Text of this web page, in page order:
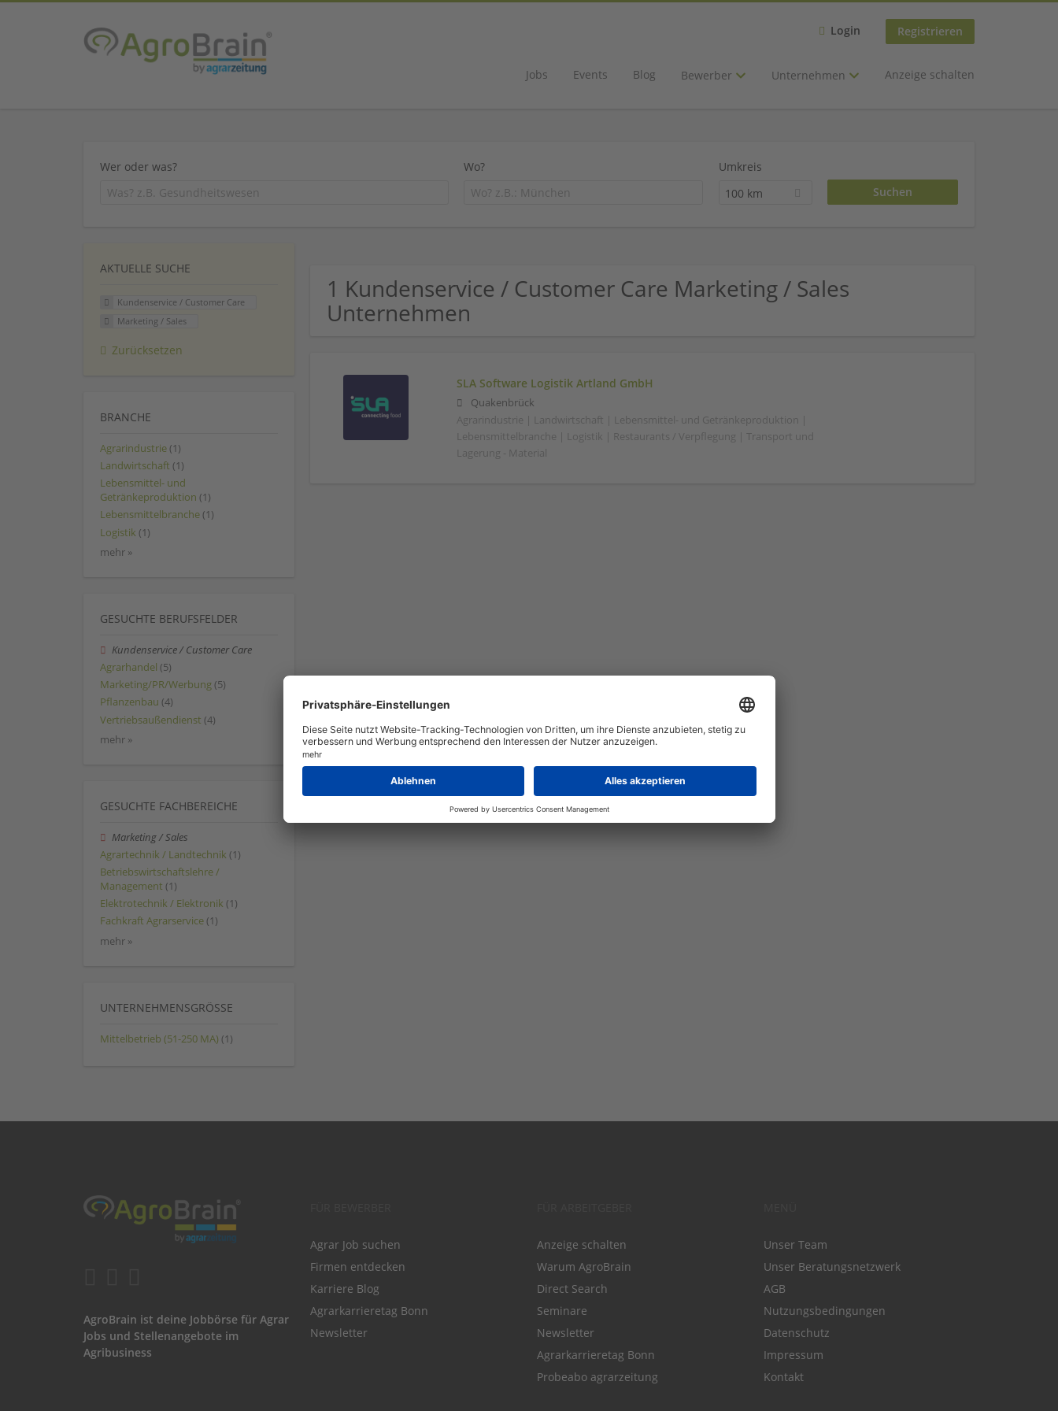
Login Registrieren
Jobs Events Blog Bewerber Unternehmen Anzeige schalten
Wer oder was? Wo?
Umkreis
100 km
1 Kundenservice / Customer Care Marketing / Sales
Unternehmen
SLA Software Logistik Artland GmbH
Quakenbrück
Agrarindustrie | Landwirtschaft | Lebensmittel- und Getränkeproduktion |
Lebensmittelbranche | Logistik | Restaurants / Verpflegung | Transport und
Lagerung - Material
AKTUELLE SUCHE
Kundenservice / Customer Care
Marketing / Sales
Zurücksetzen
BRANCHE
Agrarindustrie (1)
Landwirtschaft (1)
Lebensmittel- und
Getränkeproduktion (1)
Lebensmittelbranche (1)
Logistik (1)
mehr »
GESUCHTE BERUFSFELDER
Kundenservice / Customer Care
Agrarhandel (5)
Marketing/PR/Werbung (5)
Pflanzenbau (4)
Vertriebsaußendienst (4)
mehr »
GESUCHTE FACHBEREICHE
Marketing / Sales
Agrartechnik / Landtechnik (1)
Betriebswirtschaftslehre /
Management (1)
Elektrotechnik / Elektronik (1)
Fachkraft Agrarservice (1)
mehr »
UNTERNEHMENSGRÖSSE
Mittelbetrieb (51-250 MA) (1)
AgroBrain ist deine Jobbörse für Agrar
Jobs und Stellenangebote im
Agribusiness
Agrar Job suchen
Firmen entdecken
Karriere Blog
Agrarkarrieretag Bonn
Newsletter
Anzeige schalten
Warum AgroBrain
Direct Search
Seminare
Newsletter
Agrarkarrieretag Bonn
Probeabo agrarzeitung
Unser Team
Unser Beratungsnetzwerk
AGB
Nutzungsbedingungen
Datenschutz
Impressum
Kontakt